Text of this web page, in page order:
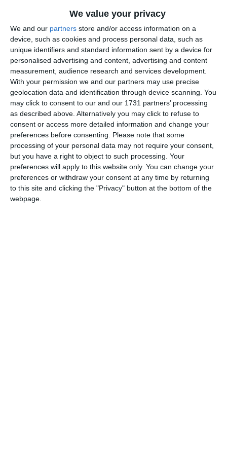
We value your privacy
We and our partners store and/or access information on a
device, such as cookies and process personal data, such as
unique identifiers and standard information sent by a device for
personalised advertising and content, advertising and content
measurement, audience research and services development.
With your permission we and our partners may use precise
geolocation data and identification through device scanning. You
may click to consent to our and our 1731 partners’ processing
as described above. Alternatively you may click to refuse to
consent or access more detailed information and change your
preferences before consenting.
Please note that some
processing of your personal data may not require your consent,
but you have a right to object to such processing. Your
preferences will apply to this website only. You can change your
preferences or withdraw your consent at any time by returning
to this site and clicking the "Privacy" button at the bottom of the
webpage.
Citește și:
FOTO-VIDEOConstanța. Posibilă alertă de dronă în zona
Zoom Beach, pe mare!
Adaugă-ne ca sursă în Google
Urmărește-ne pe Google News
Urmărește-ne pe Whatsapp